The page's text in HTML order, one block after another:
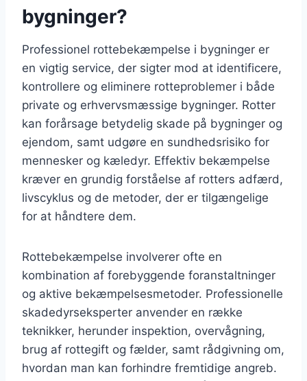
bygninger?
Professionel rottebekæmpelse i bygninger er
en vigtig service, der sigter mod at identificere,
kontrollere og eliminere rotteproblemer i både
private og erhvervsmæssige bygninger. Rotter
kan forårsage betydelig skade på bygninger og
ejendom, samt udgøre en sundhedsrisiko for
mennesker og kæledyr. Effektiv bekæmpelse
kræver en grundig forståelse af rotters adfærd,
livscyklus og de metoder, der er tilgængelige
for at håndtere dem.
Rottebekæmpelse involverer ofte en
kombination af forebyggende foranstaltninger
og aktive bekæmpelsesmetoder. Professionelle
skadedyrseksperter anvender en række
teknikker, herunder inspektion, overvågning,
brug af rottegift og fælder, samt rådgivning om,
hvordan man kan forhindre fremtidige angreb.